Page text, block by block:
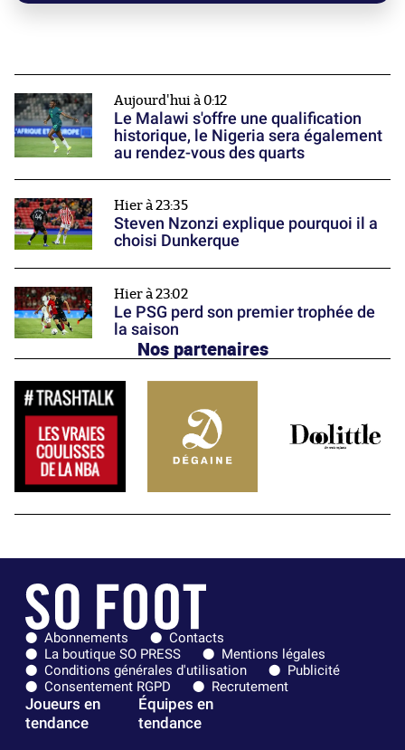
Aujourd'hui à 0:12
Le Malawi s'offre une qualification
historique, le Nigeria sera également
au rendez-vous des quarts
Hier à 23:35
Steven Nzonzi explique pourquoi il a
choisi Dunkerque
Hier à 23:02
Le PSG perd son premier trophée de
la saison
Nos partenaires
Abonnements
Contacts
La boutique SO PRESS
Mentions légales
Conditions générales d'utilisation
Publicité
Consentement RGPD
Recrutement
Joueurs en
tendance
Équipes en
tendance